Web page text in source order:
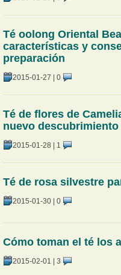
Té oolong Oriental
características y
preparación
2015-01-27 | 0
Té de flores de
nuevo descubrimiento
2015-01-28 | 1
Té de rosa silvestre
2015-01-30| 0
Cómo toman el té los
2015-02-01 | 3